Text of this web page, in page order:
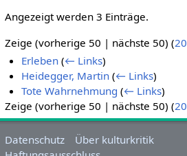
Angezeigt werden 3 Einträge.
Zeige (vorherige 50 | nächste 50) (20
Erleben (← Links)
Heidegger, Martin (← Links)
Tote Wahrnehmung (← Links)
Zeige (vorherige 50 | nächste 50) (20
Datenschutz
Über kulturkritik